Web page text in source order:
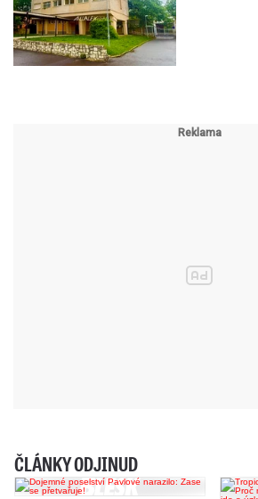
ČLÁNKY ODJINUD